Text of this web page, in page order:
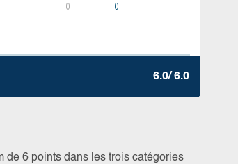
0 0
6.0/ 6.0
de 6 points dans les trois catégories